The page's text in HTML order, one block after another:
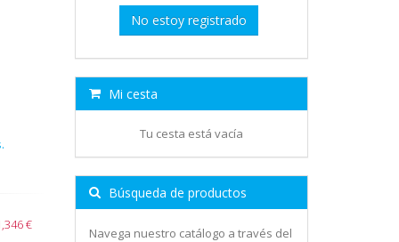
€
No estoy registrado
Mi cesta
Tu cesta está vacía
Búsqueda de productos
Navega nuestro catálogo a través del